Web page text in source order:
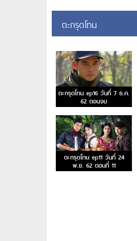
ตะกรุดโทน
ตะกรุดโทน ep16 วันที่ 7 ธ.ค.
62 ตอนจบ
ตะกรุดโทน ep11 วันที่ 24
พ.ย. 62 ตอนที่ 11